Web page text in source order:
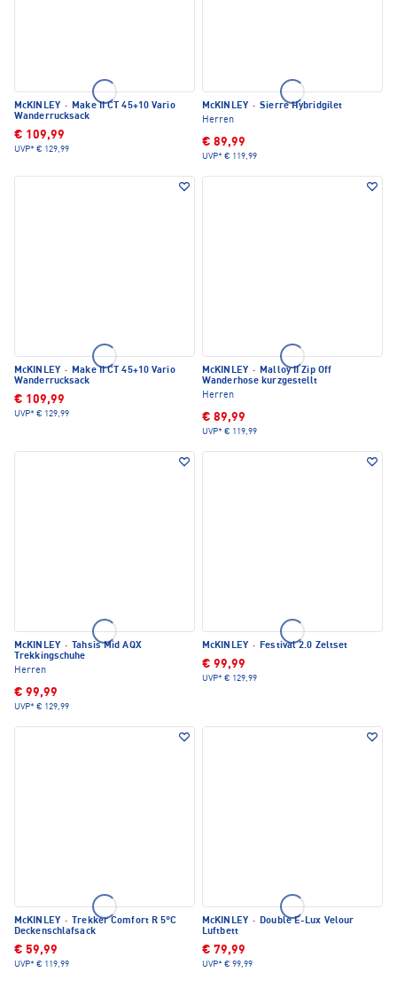
McKINLEY · Make II CT 45+10 Vario
Wanderrucksack
€ 109,99
UVP* € 129,99
McKINLEY · Sierre Hybridgilet
Herren
€ 89,99
UVP* € 119,99
McKINLEY · Make II CT 45+10 Vario
Wanderrucksack
€ 109,99
UVP* € 129,99
McKINLEY · Malloy II Zip Off
Wanderhose kurzgestellt
Herren
€ 89,99
UVP* € 119,99
McKINLEY ·
Tahsis Mid AQX
Trekkingschuhe
Herren
€ 99,99
UVP* € 129,99
McKINLEY · Festival 2.0 Zeltset
€ 99,99
UVP* € 129,99
McKINLEY ·
Trekker Comfort R 5°C
Deckenschlafsack
€ 59,99
UVP* € 119,99
McKINLEY · Double E-Lux Velour
Luftbett
€ 79,99
UVP* € 99,99